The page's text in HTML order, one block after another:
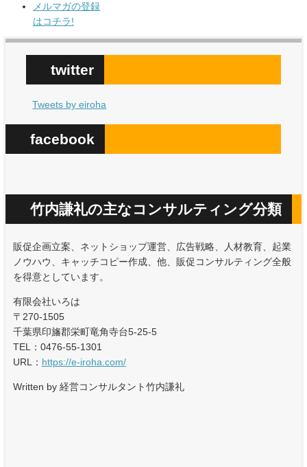
メルマガの登録
はコチラ!
twitter
Tweets by eiroha
facebook
竹内謙礼の主なコンサルティング分類
販促企画立案、ネットショップ運営、広告戦略、人材教育、起業
ノウハウ、キャッチコピー作成、他、販促コンサルティング全般
を得意としています。
有限会社いろは
〒270-1505
千葉県印旛郡栄町竜角寺台5-25-5
TEL：0476-55-1301
URL： https://e-iroha.com/
Written by 経営コンサルタント竹内謙礼